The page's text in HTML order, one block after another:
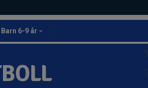
Barn 6-9 år